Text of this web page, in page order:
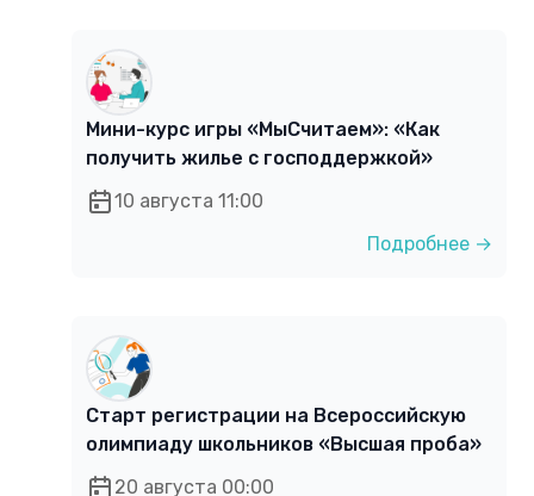
Мини-курс игры «МыСчитаем»: «Как
получить жилье с господдержкой»
10 августа 11:00
Подробнее →
Старт регистрации на Всероссийскую
олимпиаду школьников «Высшая проба»
20 августа 00:00